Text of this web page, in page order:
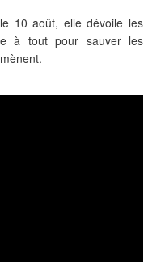
10 août, elle dévoile les
à tout pour sauver les